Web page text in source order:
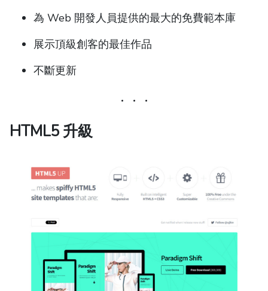
為 Web 開發人員提供的最大的免費範本庫
展示頂級創客的最佳作品
不斷更新
HTML5 升級